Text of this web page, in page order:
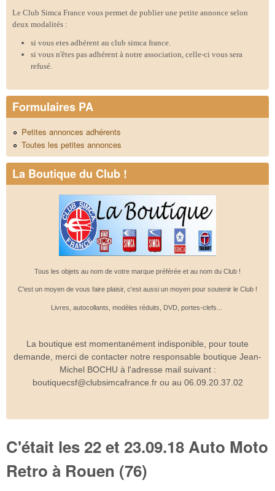
Le Club Simca France vous permet de publier une petite annonce selon
deux modalités :
si vous etes adhérent au club simca france.
si vous n'êtes pas adhérent à notre association, celle-ci vous sera
refusé.
Formulaires PA
Petites annonces adhérents
Toutes les petites annonces
La Boutique du Club !
Tous les objets au nom de votre marque préférée et au nom du Club !
C'est un moyen de vous faire plaisir, c'est aussi un moyen pour soutenir le Club !
Livres, autocollants, modèles réduits, DVD, portes-clefs...
La boutique est momentanément indisponible, pour toute
demande, merci de contacter notre responsable boutique Jean-
Michel BOCHU à l'adresse mail suivant :
boutiquecsf@clubsimcafrance.fr ou au 06.09.20.37.02
C'était les 22 et 23.09.18 Auto Moto
Retro à Rouen (76)